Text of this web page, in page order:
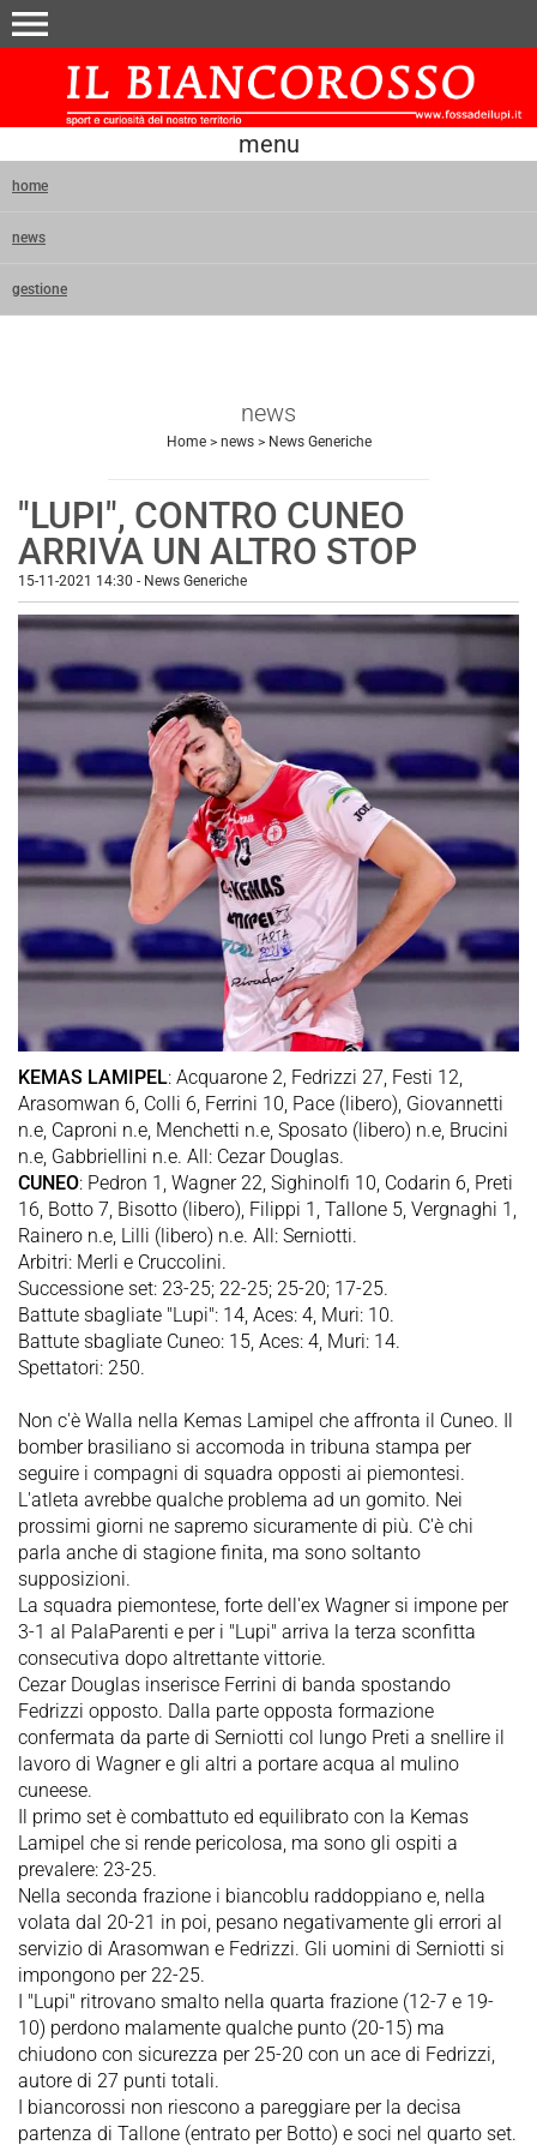
menu
menu
home
news
gestione
news
Home> news> News Generiche
"LUPI", CONTRO CUNEO
ARRIVA UN ALTRO STOP
15-11-2021 14:30 - News Generiche
KEMAS LAMIPEL: Acquarone 2, Fedrizzi 27, Festi 12,
Arasomwan 6, Colli 6, Ferrini 10, Pace (libero), Giovannetti
n.e, Caproni n.e, Menchetti n.e, Sposato (libero) n.e, Brucini
n.e, Gabbriellini n.e. All: Cezar Douglas.
CUNEO: Pedron 1, Wagner 22, Sighinolfi 10, Codarin 6, Preti
16, Botto 7, Bisotto (libero), Filippi 1, Tallone 5, Vergnaghi 1,
Rainero n.e, Lilli (libero) n.e. All: Serniotti.
Arbitri: Merli e Cruccolini.
Successione set: 23-25; 22-25; 25-20; 17-25.
Battute sbagliate "Lupi": 14, Aces: 4, Muri: 10.
Battute sbagliate Cuneo: 15, Aces: 4, Muri: 14.
Spettatori: 250.
Non c'è Walla nella Kemas Lamipel che affronta il Cuneo. Il
bomber brasiliano si accomoda in tribuna stampa per
seguire i compagni di squadra opposti ai piemontesi.
L'atleta avrebbe qualche problema ad un gomito. Nei
prossimi giorni ne sapremo sicuramente di più. C'è chi
parla anche di stagione finita, ma sono soltanto
supposizioni.
La squadra piemontese, forte dell'ex Wagner si impone per
3-1 al PalaParenti e per i "Lupi" arriva la terza sconfitta
consecutiva dopo altrettante vittorie.
Cezar Douglas inserisce Ferrini di banda spostando
Fedrizzi opposto. Dalla parte opposta formazione
confermata da parte di Serniotti col lungo Preti a snellire il
lavoro di Wagner e gli altri a portare acqua al mulino
cuneese.
Il primo set è combattuto ed equilibrato con la Kemas
Lamipel che si rende pericolosa, ma sono gli ospiti a
prevalere: 23-25.
Nella seconda frazione i biancoblu raddoppiano e, nella
volata dal 20-21 in poi, pesano negativamente gli errori al
servizio di Arasomwan e Fedrizzi. Gli uomini di Serniotti si
impongono per 22-25.
I "Lupi" ritrovano smalto nella quarta frazione (12-7 e 19-
10) perdono malamente qualche punto (20-15) ma
chiudono con sicurezza per 25-20 con un ace di Fedrizzi,
autore di 27 punti totali.
I biancorossi non riescono a pareggiare per la decisa
partenza di Tallone (entrato per Botto) e soci nel quarto set.